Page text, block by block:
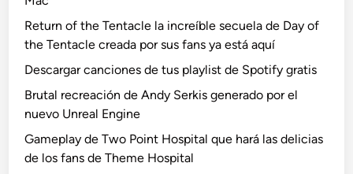
Return of the Tentacle la increíble secuela de Day of
the Tentacle creada por sus fans ya está aquí
Descargar canciones de tus playlist de Spotify gratis
Brutal recreación de Andy Serkis generado por el
nuevo Unreal Engine
Gameplay de Two Point Hospital que hará las delicias
de los fans de Theme Hospital